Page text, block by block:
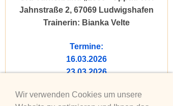
Jahnstraße 2, 67069 Ludwigshafen
Trainerin: Bianka Velte
Termine:
16.03.2026
23.03.2026
13.04.2026
Wir verwenden Cookies um unsere